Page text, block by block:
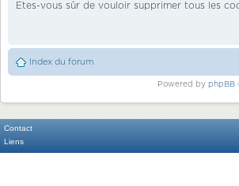
Etes-vous sûr de vouloir supprimer tous les
Index du forum
Powered by phpBB
Contact
Liens